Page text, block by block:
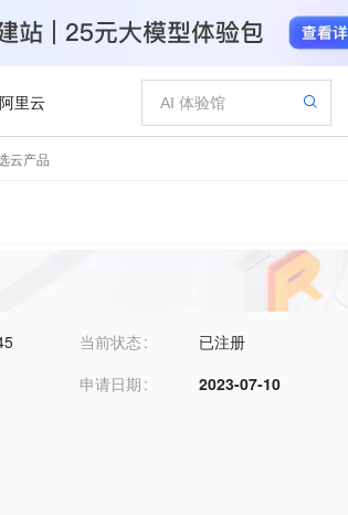
当前状态
已注册
申请日期
2023-07-10